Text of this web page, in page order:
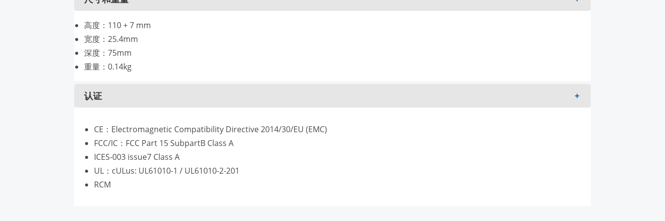
高度：110 + 7 mm
宽度：25.4mm
深度：75mm
重量：0.14kg
认证
CE：Electromagnetic Compatibility Directive 2014/30/EU (EMC)
FCC/IC：FCC Part 15 SubpartB Class A
ICES-003 issue7 Class A
UL：cULus: UL61010-1 / UL61010-2-201
RCM